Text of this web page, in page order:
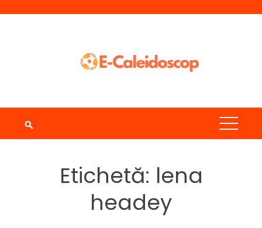
Etichetă: lena
headey